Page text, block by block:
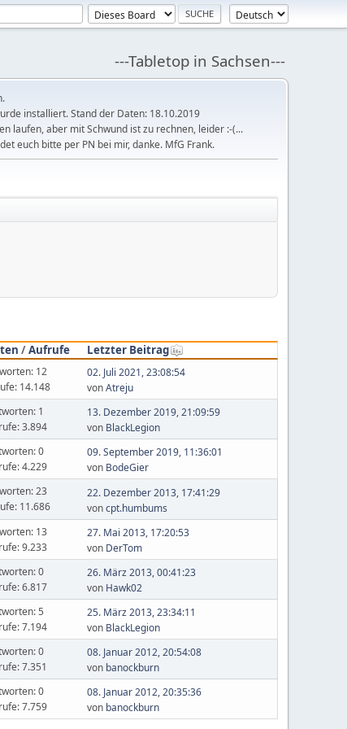
---Tabletop in Sachsen---
installiert. Stand der Daten: 18.10.2019
laufen, aber mit Schwund ist zu rechnen, leider :-(...
euch bitte per PN bei mir, danke. MfG Frank.
/Aufrufe
Letzter Beitrag
12
14.148
02. Juli 2021, 23:08:54
vonAtreju
1
3.894
13. Dezember 2019, 21:09:59
von BlackLegion
0
4.229
09. September 2019, 11:36:01
von BodeGier
23
11.686
22. Dezember 2013, 17:41:29
voncpt.humbums
13
9.233
27. Mai 2013, 17:20:53
von DerTom
0
6.817
26. März 2013, 00:41:23
von Hawk02
5
7.194
25. März 2013, 23:34:11
von BlackLegion
0
7.351
08. Januar 2012, 20:54:08
von banockburn
0
7.759
08. Januar 2012, 20:35:36
von banockburn